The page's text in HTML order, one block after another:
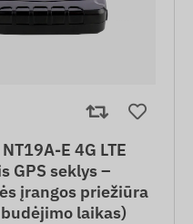
E 4G LTE
GPS seklys –
įrangos priežiūra
laikas)